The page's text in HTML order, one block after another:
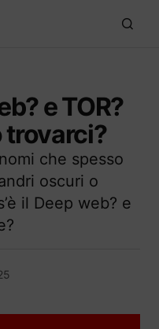
e TOR?
trovarci?
che spesso
oscuri o
il Deep web? e